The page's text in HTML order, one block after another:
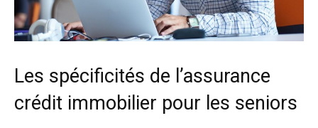
Les spécificités de l’assurance
crédit immobilier pour les seniors